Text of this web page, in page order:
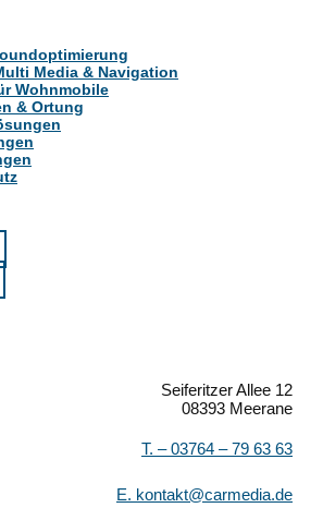
Media & Navigation
Wohnmobile
& Ortung
Seiferitzer Allee 12
08393 Meerane
T. –03764 – 79 63 63
E. kontakt@carmedia.de